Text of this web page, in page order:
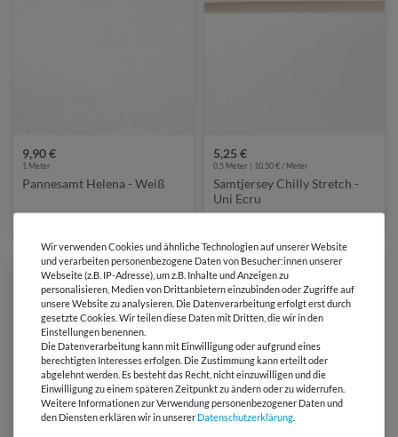
9,90 €
1 Meter
Pannesamt Helena - Weiß
5,25 €
0,5 Meter | 10,50 € / Meter
Samtjersey Chilly Stretch -
Uni Ecru
Wir verwenden Cookies und ähnliche Technologien auf unserer Website
und verarbeiten personenbezogene Daten von Besucher:innen unserer
Webseite (z.B. IP-Adresse), um z.B. Inhalte und Anzeigen zu
personalisieren, Medien von Drittanbietern einzubinden oder Zugriffe auf
unsere Website zu analysieren. Die Datenverarbeitung erfolgt erst durch
gesetzte Cookies. Wir teilen diese Daten mit Dritten, die wir in den
Einstellungen benennen.
Die Datenverarbeitung kann mit Einwilligung oder aufgrund eines
berechtigten Interesses erfolgen. Die Zustimmung kann erteilt oder
abgelehnt werden. Es besteht das Recht, nicht einzuwilligen und die
Einwilligung zu einem späteren Zeitpunkt zu ändern oder zu widerrufen.
Weitere Informationen zur Verwendung personenbezogener Daten und
den Diensten erklären wir in unserer Daten­schutz­erklärung